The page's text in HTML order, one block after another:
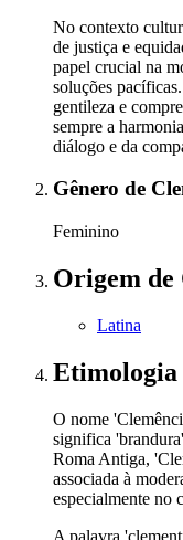
No contexto
de justiça e
papel crucial na
soluções
gentileza e
sempre a
diálogo e da
Gênero de
Feminino
Origem de
Latina
Etimologia
O nome
significa
Roma Antiga,
associada à
especialmente no
A palavra